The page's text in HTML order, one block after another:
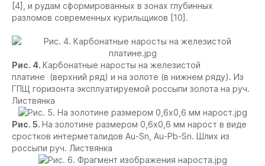
[4], и рудам cформированных в зонах глубинных
разломов современных курильщиков [10].
Рис. 4. Карбонатные наросты на железистой
платине (верхний ряд) и на золоте (в нижнем ряду). Из
ГПЩ горизонта эксплуатируемой россыпи золота на руч.
Листвянка
Рис. 5. На золотине размером 0,6х0,6 мм нарост в виде
сростков интерметалидов Au-Sn, Au-Pb-Sn. Шлих из
россыпи руч. Листвянка